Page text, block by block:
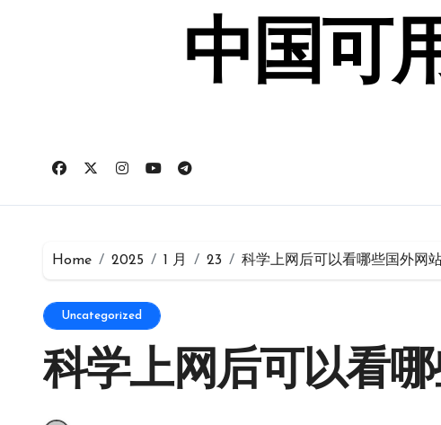
中国可
Home 2025 1 月 23 科学上网后可以看哪些国外网
Uncategorized
科学上网后可以看